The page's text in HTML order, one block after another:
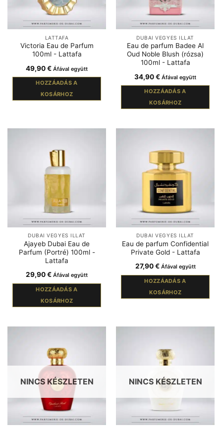
LATTAFA
Victoria Eau de Parfum
100ml - Lattafa
49,90€ Áfával együtt
HOZZÁADÁS A
KOSÁRHOZ
DUBAI VEGYES ILLAT
Eau de parfum Badee Al
Oud Noble Blush (rózsa)
100ml - Lattafa
34,90€ Áfával együtt
HOZZÁADÁS A
KOSÁRHOZ
DUBAI VEGYES ILLAT
Ajayeb Dubai Eau de
Parfum (Portré) 100ml -
Lattafa
29,90€ Áfával együtt
HOZZÁADÁS A
KOSÁRHOZ
DUBAI VEGYES ILLAT
Eau de parfum Confidential
Private Gold - Lattafa
27,90€ Áfával együtt
HOZZÁADÁS A
KOSÁRHOZ
NINCS KÉSZLETEN NINCS KÉSZLETEN